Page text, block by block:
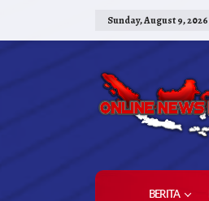
Sunday, August 9, 2026
BERITA